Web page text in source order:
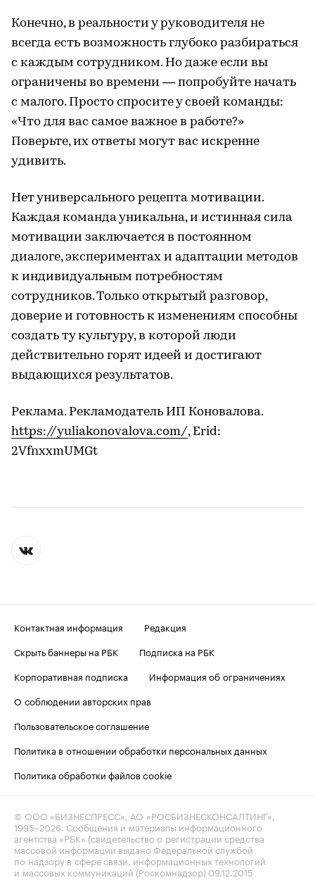
Конечно, в реальности у руководителя не
всегда есть возможность глубоко разбираться
с каждым сотрудником. Но даже если вы
ограничены во времени — попробуйте начать
с малого. Просто спросите у своей команды:
«Что для вас самое важное в работе?»
Поверьте, их ответы могут вас искренне
удивить.
Нет универсального рецепта мотивации.
Каждая команда уникальна, и истинная сила
мотивации заключается в постоянном
диалоге, экспериментах и адаптации методов
к индивидуальным потребностям
сотрудников. Только открытый разговор,
доверие и готовность к изменениям способны
создать ту культуру, в которой люди
действительно горят идеей и достигают
выдающихся результатов.
Реклама. Рекламодатель ИП Коновалова.
https://yuliakonovalova.com/, Erid:
2VfnxxmUMGt
Контактная информация
Редакция
Скрыть баннеры на РБК
Подписка на РБК
Корпоративная подписка
Информация об ограничениях
О соблюдении авторских прав
Пользовательское соглашение
Политика в отношении обработки персональных данных
Политика обработки файлов cookie
© ООО «БИЗНЕСПРЕСС», АО «РОСБИЗНЕСКОНСАЛТИНГ»,
1995–2026. Сообщения и материалы информационного
агентства «РБК» (свидетельство о регистрации средства
массовой информации выдано Федеральной службой
по надзору в сфере связи, информационных технологий
и массовых коммуникаций (Роскомнадзор) 09.12.2015